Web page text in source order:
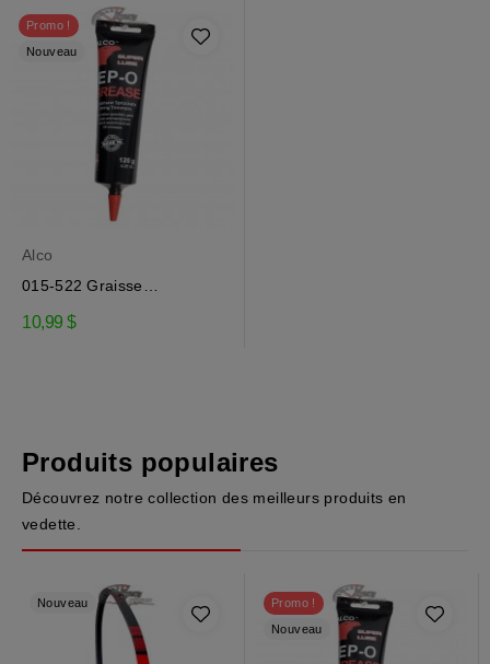
Promo !
Nouveau
Alco
015-522 Graisse
10,99 $
Produits populaires
Découvrez notre collection des meilleurs produits en
vedette.
Nouveau
Promo !
Nouveau